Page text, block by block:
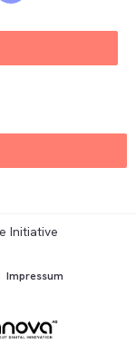
Initiative
Impressum